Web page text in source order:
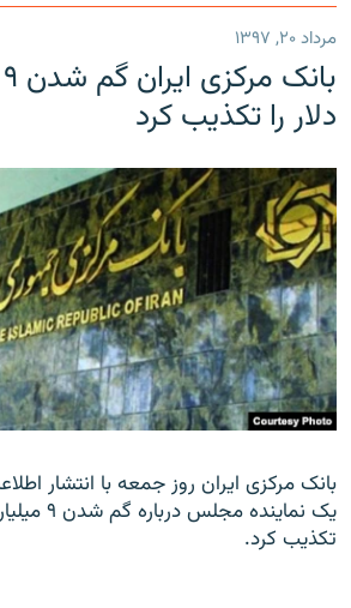
مرداد ۲۰, ۱۳۹۷
دلار را تکذیب کرد
بانک مرکزی ایران روز جمعه با انتشار
یک نماینده
تکذیب کرد.